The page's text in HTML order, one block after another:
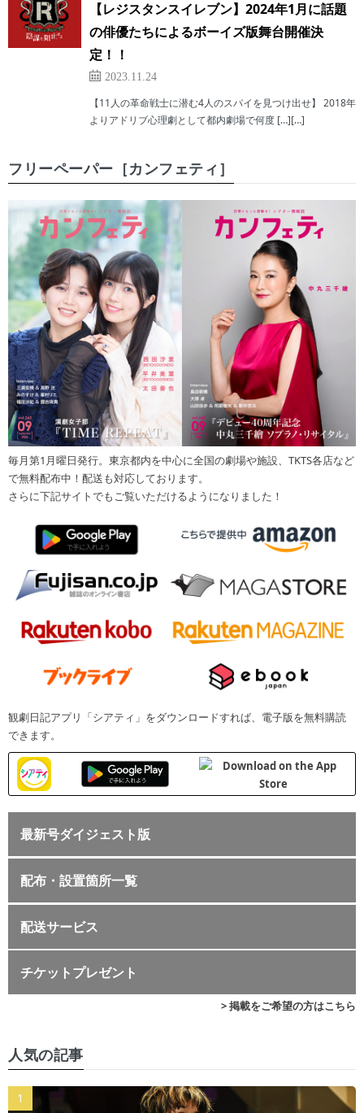
【レジスタンスイレブン】2024年1月に話題
の俳優たちによるボーイズ版舞台開催決
定！！
2023.11.24
【11人の革命戦士に潜む4人のスパイを見つけ出せ】 2018年
よりアドリブ心理劇として都内劇場で何度 […][…]
フリーペーパー［カンフェティ］
毎月第1月曜日発行。東京都内を中心に全国の劇場や施設、TKTS各店など
で無料配布中！配送も対応しております。
さらに下記サイトでもご覧いただけるようになりました！
観劇日記アプリ「シアティ」をダウンロードすれば、電子版を無料購読
できます。
最新号ダイジェスト版
配布・設置箇所一覧
配送サービス
チケットプレゼント
> 掲載をご希望の方はこちら
人気の記事